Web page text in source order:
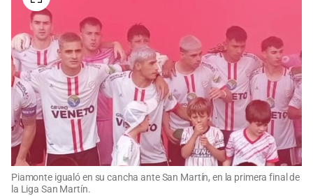
Piamonte igualó en su cancha ante San Martín, en la primera final de
la Liga San Martín.